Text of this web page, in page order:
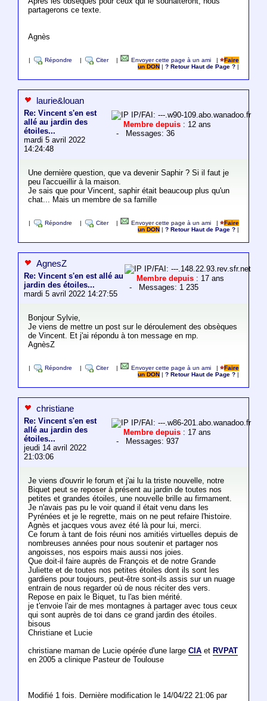
partagerons ce texte.
Agnès
Répondre Citer Envoyer cette page à un ami |
Faire
un DON
|? Retour Haut de Page ?
laurie&louan
Re: Vincent s'en est
allé au jardin des
étoiles...
mardi 5 avril 2022
14:24:48
IP/FAI: ---.w90-109.abo.wanadoo.fr
Membre depuis : 12 ans
- Messages: 36
Une dernière question, que va devenir Saphir ? Si il faut je
peu l'accueillir à la maison.
Je sais que pour Vincent, saphir était beaucoup plus qu'un
chat... Mais un membre de sa famille
Répondre Citer Envoyer cette page à un ami |
Faire
un DON
|? Retour Haut de Page ?
AgnesZ
Re: Vincent s'en est allé au
jardin des étoiles...
mardi 5 avril 2022 14:27:55
IP/FAI: ---.148.22.93.rev.sfr.net
Membre depuis : 17 ans
- Messages: 1 235
Bonjour Sylvie,
Je viens de mettre un post sur le déroulement des obsèques
de Vincent. Et j'ai répondu à ton message en mp.
AgnèsZ
Répondre Citer Envoyer cette page à un ami |
Faire
un DON
|? Retour Haut de Page ?
christiane
Re: Vincent s'en est
allé au jardin des
étoiles...
jeudi 14 avril 2022
21:03:06
IP/FAI: ---.w86-201.abo.wanadoo.fr
Membre depuis : 17 ans
- Messages: 937
Je viens d'ouvrir le forum et j'ai lu la triste nouvelle, notre
Biquet peut se reposer à présent au jardin de toutes nos
petites et grandes étoiles, une nouvelle brille au firmament.
Je n'avais pas pu le voir quand il était venu dans les
Pyrénées et je le regrette, mais on ne peut refaire l'histoire.
Agnès et jacques vous avez été là pour lui, merci.
Ce forum à tant de fois réuni nos amitiés virtuelles depuis de
nombreuses années pour nous soutenir et partager nos
angoisses, nos espoirs mais aussi nos joies.
Que doit-il faire auprès de François et de notre Grande
Juliette et de toutes nos petites étoiles dont ils sont les
gardiens pour toujours, peut-être sont-ils assis sur un nuage
entrain de nous regarder où de nous réciter des vers.
Repose en paix le Biquet, tu l'as bien mérité.
je t'envoie l'air de mes montagnes à partager avec tous ceux
qui sont auprès de toi dans ce grand jardin des étoiles.
bisous
Christiane et Lucie
christiane maman de Lucie opérée d'une large CIAet RVPAT
en 2005 a clinique Pasteur de Toulouse
Modifié 1 fois. Dernière modification le 14/04/22 21:06 par